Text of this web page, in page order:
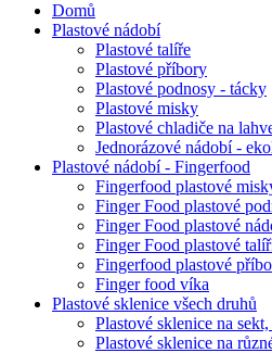
Domů
Plastové nádobí
Plastové talíře
Plastové příbory
Plastové podnosy - tácky
Plastové misky
Plastové chladiče na
Jednorázové nádobí -
Plastové nádobí - Fingerfood
Fingerfood plastové
Finger Food plastové
Finger Food plastové
Finger Food plastové
Fingerfood plastové
Finger food víka
Plastové sklenice všech druhů
Plastové sklenice na
Plastové sklenice na